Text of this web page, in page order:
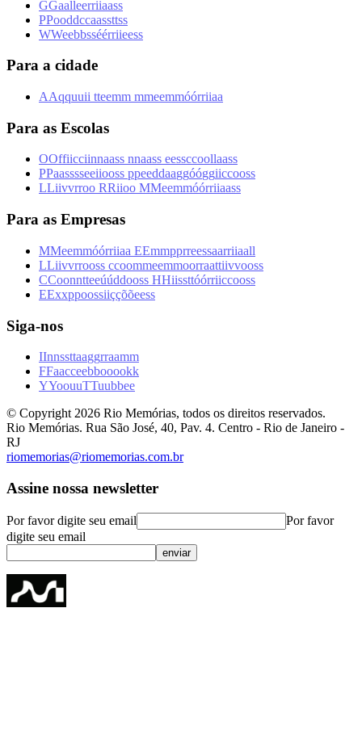
GGaalleerriiaass
PPooddccaassttss
WWeebbsséérriieess
Para a cidade
AAqquuii tteemm mmeemmóórriiaa
Para as Escolas
OOffiicciinnaass nnaass eessccoollaass
PPaasssseeiiooss ppeeddaaggóóggiiccooss
LLiivvrroo RRiioo MMeemmóórriiaass
Para as Empresas
MMeemmóórriiaa EEmmpprreessaarriiaall
LLiivvrrooss ccoommeemmoorraattiivvooss
CCoonntteeúúddooss HHiissttóórriiccooss
EExxppoossiiççõõeess
Siga-nos
IInnssttaaggrraamm
FFaacceebbooookk
YYoouuTTuubbee
© Copyright 2026 Rio Memórias, todos os direitos reservados.
Rio Memórias. Rua São José, 40, Pav. 4. Centro - Rio de Janeiro -
RJ
riomemorias@riomemorias.com.br
Assine nossa newsletter
Por favor digite seu email
Por favor
digite seu email
enviar